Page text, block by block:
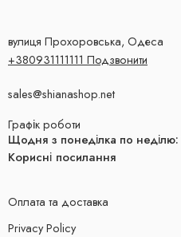
вулиця Прохоровська, Одеса
+380931111111 Подзвонити
sales@shianashop.net
Графік роботи
Щодня з понеділка по неділю:
Корисні посилання
Оплата та доставка
Privacy Policy